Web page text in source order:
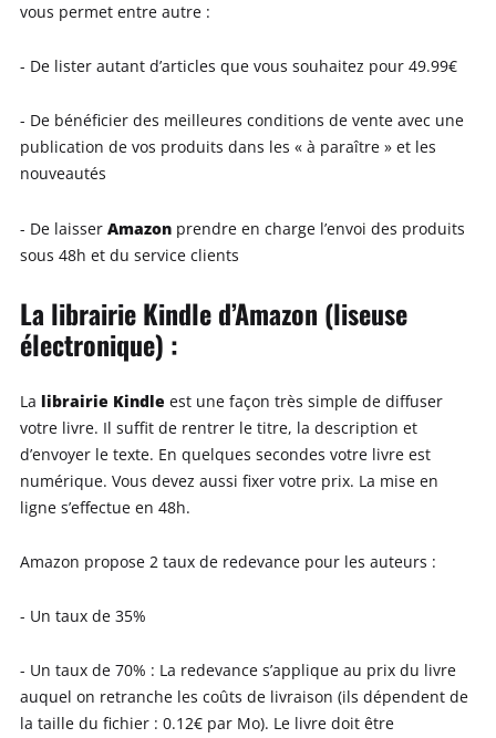
vous permet entre autre :
- De lister autant d’articles que vous souhaitez pour 49.99€
- De bénéficier des meilleures conditions de vente avec une
publication de vos produits dans les « à paraître » et les
nouveautés
- De laisser Amazonprendre en charge l’envoi des produits
sous 48h et du service clients
La librairie Kindle d’Amazon (liseuse
électronique) :
La librairie Kindle est une façon très simple de diffuser
votre livre. Il suffit de rentrer le titre, la description et
d’envoyer le texte. En quelques secondes votre livre est
numérique. Vous devez aussi fixer votre prix. La mise en
ligne s’effectue en 48h.
Amazon propose 2 taux de redevance pour les auteurs :
- Un taux de 35%
- Un taux de 70% : La redevance s’applique au prix du livre
auquel on retranche les coûts de livraison (ils dépendent de
la taille du fichier : 0.12€ par Mo). Le livre doit être